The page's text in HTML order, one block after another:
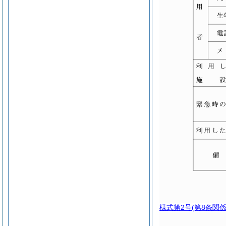
様式第2号(第8条関